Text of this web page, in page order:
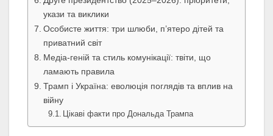
укази та виклики
Особисте життя: три шлюби, п’ятеро дітей та
приватний світ
Медіа-геній та стиль комунікації: твіти, що
ламають правила
Трамп і Україна: еволюція поглядів та вплив на
війну
Цікаві факти про Дональда Трампа